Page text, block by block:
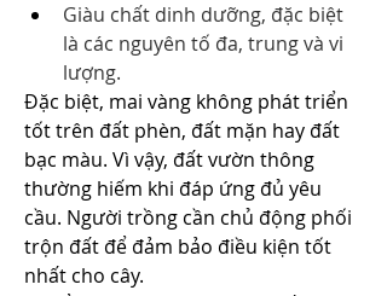
Giàu chất dinh dưỡng, đặc biệt
là các nguyên tố đa, trung và vi
lượng.
Đặc biệt, mai vàng không phát triển
tốt trên đất phèn, đất mặn hay đất
bạc màu. Vì vậy, đất vườn thông
thường hiếm khi đáp ứng đủ yêu
cầu. Người trồng cần chủ động phối
trộn đất để đảm bảo điều kiện tốt
nhất cho cây.